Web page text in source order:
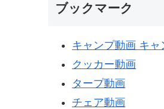
ブックマーク
キャンプ動画 キャ
クッカー動画
タープ動画
チェア動画